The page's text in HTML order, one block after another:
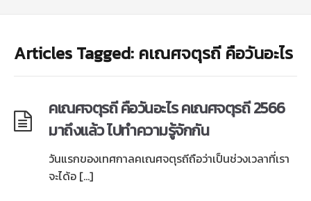
Articles Tagged: คเณศจตุรถี คือวันอะไร
คเณศจตุรถี คือวันอะไร คเณศจตุรถี 2566
มาถึงแล้ว ไปทำความรู้จักกัน
วันแรกของเทศกาลคเณศจตุรถีถือว่าเป็นช่วงเวลาที่เรา
จะได้อ […]